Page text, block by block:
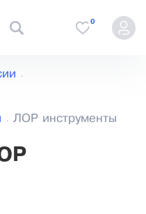
0
ЛОР инструменты